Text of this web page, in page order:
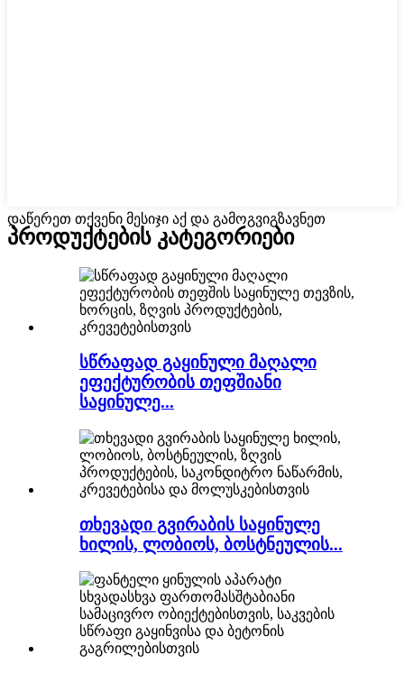
დაწერეთ თქვენი მესიჯი აქ და გამოგვიგზავნეთ
პროდუქტების კატეგორიები
სწრაფად გაყინული მაღალი
ეფექტურობის თეფშიანი
საყინულე...
თხევადი გვირაბის საყინულე
ხილის, ლობიოს, ბოსტნეულის...